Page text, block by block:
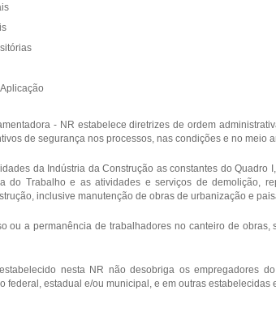
- NR estabelece diretrizes de ordem
de segurança nos processos, nas condições e no meio
da Indústria da Construção as constantes do
do Trabalho e as atividades e serviços de demolição,
inclusive manutenção de obras de urbanização e
ou a permanência de trabalhadores no canteiro de
nesta NR não desobriga os empregadores
federal, estadual e/ou municipal, e em outras estabelecidas